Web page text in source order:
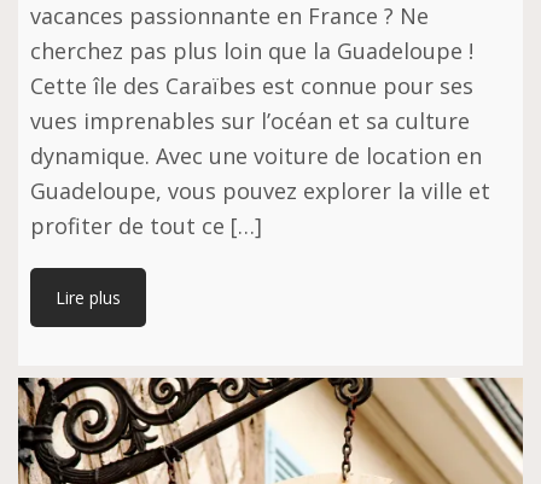
vacances passionnante en France ? Ne
cherchez pas plus loin que la Guadeloupe !
Cette île des Caraïbes est connue pour ses
vues imprenables sur l’océan et sa culture
dynamique. Avec une voiture de location en
Guadeloupe, vous pouvez explorer la ville et
profiter de tout ce […]
Lire plus